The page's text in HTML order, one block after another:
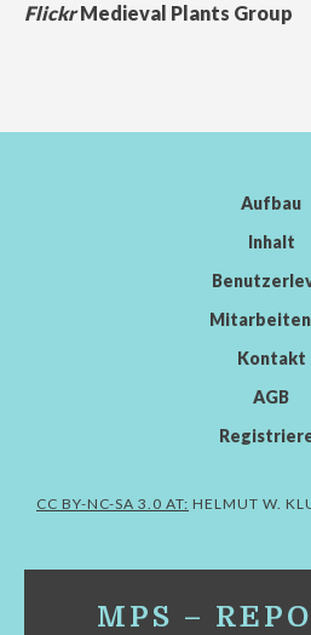
FlickrMedieval Plants Group
Aufbau
Inhalt
Kontakt
AGB
CC BY-NC-SA 3.0 AT: HELMUT W.
MPS –